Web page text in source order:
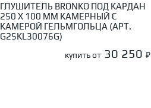
ГЛУШИТЕЛЬ BRONKO ПОД КАРДАН
250 Х 100 ММ КАМЕРНЫЙ С
КАМЕРОЙ ГЕЛЬМГОЛЬЦА (АРТ.
G25KL30076G)
купить от 30 250 ₽